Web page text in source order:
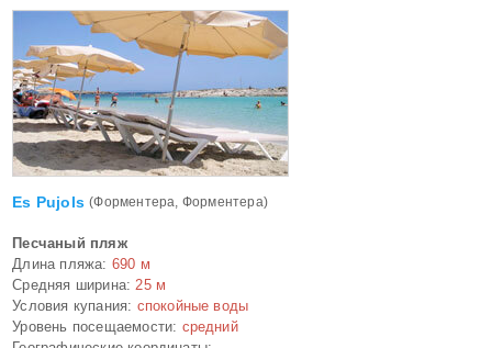
Es Pujols (Форментера, Форментера)
Песчаный пляж
Длина пляжа: 690 м
Средняя ширина: 25 м
Условия купания: спокойные воды
Уровень посещаемости: средний